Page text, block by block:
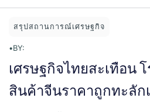
สรุปสถานการณ์เศรษฐกิจ
•BY:
เศรษฐกิจไทยสะเทือน
สินค้าจีนราคาถูกทะลัก